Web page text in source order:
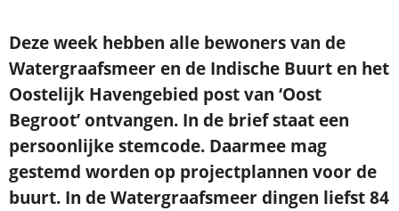
Deze week hebben alle bewoners van de
Watergraafsmeer en de Indische Buurt en het
Oostelijk Havengebied post van ‘Oost
Begroot’ ontvangen. In de brief staat een
persoonlijke stemcode. Daarmee mag
gestemd worden op projectplannen voor de
buurt. In de Watergraafsmeer dingen liefst 84